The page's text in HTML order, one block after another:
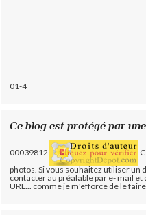
01-4
Ce blog est protégé par
00039812
photos. Si vous souhaitez utiliser un
contacter au préalable par e- mail
URL... comme je m'efforce de le